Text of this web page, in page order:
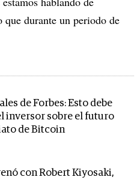
durante un periodo de
de Forbes: Esto debe
inversor sobre el futuro
de Bitcoin
con Robert Kiyosaki,